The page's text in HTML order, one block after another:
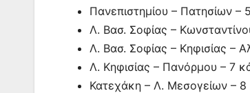
Πανεπιστημίου – Πατησίων –
Λ. Βασ. Σοφίας –
Λ. Βασ. Σοφίας – Κηφισίας –
Λ. Κηφισίας – Πανόρμου – 7
Κατεχάκη – Λ. Μεσογείων – 8